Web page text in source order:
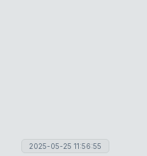
2025-05-25 11:56:55